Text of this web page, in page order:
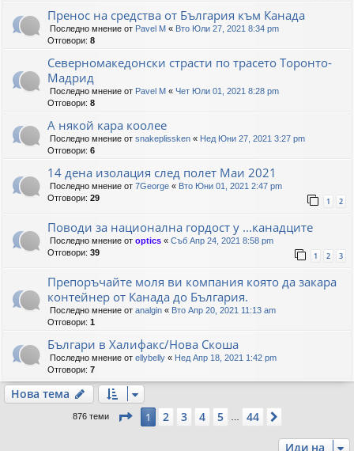
Пренос на средства от България към Канада
Последно мнение от Pavel M « Вто Юли 27, 2021 8:34 pm
Отговори: 8
Северномакедонски страсти по трасето Торонто-
Мадрид
Последно мнение от Pavel M « Чет Юли 01, 2021 8:28 pm
Отговори: 8
А някой кара коолее
Последно мнение от snakeplissken « Нед Юни 27, 2021 3:27 pm
Отговори: 6
14 дена изолация след полет Маи 2021
Последно мнение от 7George « Вто Юни 01, 2021 2:47 pm
Отговори: 29 1 2
Поводи за национална гордост у ...канадците
Последно мнение от optics « Съб Апр 24, 2021 8:58 pm
Отговори: 39 1 2 3
Препоръчайте моля ви компания която да закара
контейнер от Канада до България.
Последно мнение от analgin « Вто Апр 20, 2021 11:13 am
Отговори: 1
Българи в Халифакс/Нова Скоша
Последно мнение от ellybelly « Нед Апр 18, 2021 1:42 pm
Отговори: 7
Нова тема
876 теми Страница от 44
1 2 3 4 5 44
Иди на